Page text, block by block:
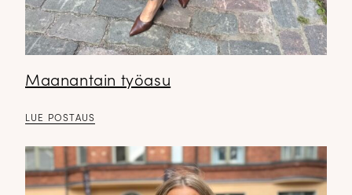
Maanantain työasu
LUE POSTAUS